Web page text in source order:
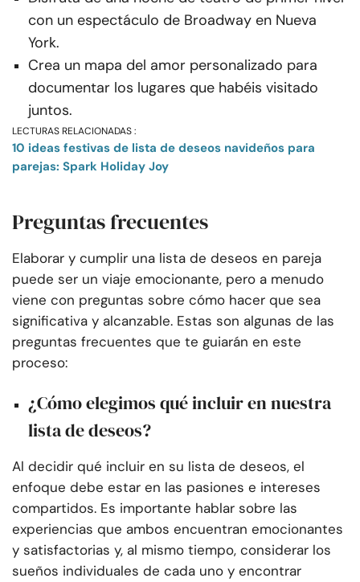
con un espectáculo de Broadway en Nueva
York.
Crea un mapa del amor personalizado para
documentar los lugares que habéis visitado
juntos.
LECTURAS RELACIONADAS :
10 ideas festivas de lista de deseos navideños para
parejas: Spark Holiday Joy
Preguntas frecuentes
Elaborar y cumplir una lista de deseos en pareja
puede ser un viaje emocionante, pero a menudo
viene con preguntas sobre cómo hacer que sea
significativa y alcanzable. Estas son algunas de las
preguntas frecuentes que te guiarán en este
proceso:
¿Cómo elegimos qué incluir en nuestra
lista de deseos?
Al decidir qué incluir en su lista de deseos, el
enfoque debe estar en las pasiones e intereses
compartidos. Es importante hablar sobre las
experiencias que ambos encuentran emocionantes
y satisfactorias y, al mismo tiempo, considerar los
sueños individuales de cada uno y encontrar